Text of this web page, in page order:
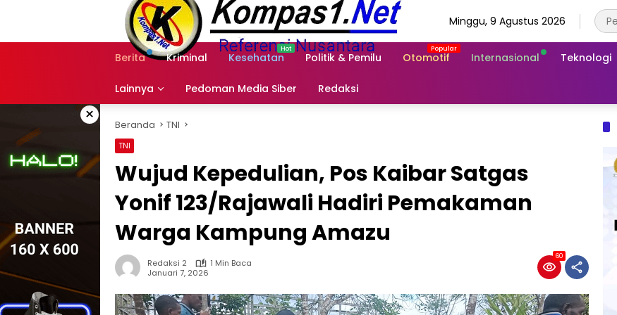
Minggu, 9 Agustus 2026
Berita Kriminal Kesehatan Politik & Pemilu Otomotif Internasional Teknologi
Lainnya Pedoman Media Siber Redaksi
× Beranda TNI
TNI
Wujud Kepedulian, Pos Kaibar Satgas
Yonif 123/Rajawali Hadiri Pemakaman
Warga Kampung Amazu
Redaksi 2
1 Min Baca
Januari 7, 2026
60